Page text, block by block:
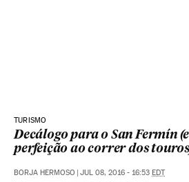
TURISMO
Decálogo para o San Fermín
perfeição ao correr dos
BORJA HERMOSO | JUL 08, 2016 - 16:53 EDT